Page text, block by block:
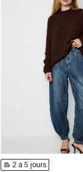
2 à 5 jours